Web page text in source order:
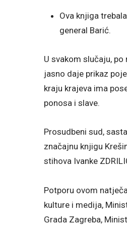
Ova knjiga
general Barić.
U svakom slučaju,
jasno daje prikaz
kraju krajeva ima
ponosa i slave.
Prosudbeni sud,
značajnu knjigu
stihova Ivanke
Potporu ovom
kulture i medija,
Grada Zagreba,